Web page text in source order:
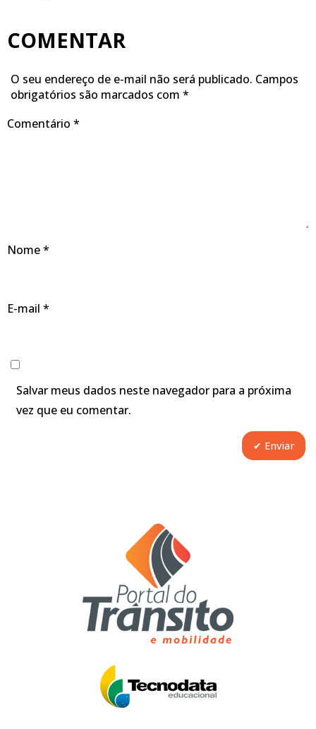
COMENTAR
O seu endereço de e-mail não será publicado. Campos
obrigatórios são marcados com *
Comentário *
Nome*
E-mail *
Salvar meus dados neste navegador para a próxima
vez que eu comentar.